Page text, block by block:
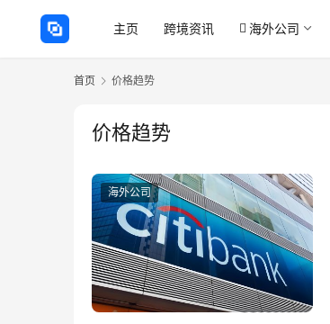
主页 跨境资讯 海外公司
首页 价格趋势
价格趋势
海外公司